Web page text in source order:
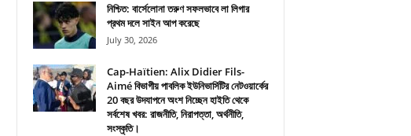
নিশ্চিত: বার্সেলোনা তরুণ সফলভাবে লা লিগার
প্রথম দলে সাইন আপ করেছে
July 30, 2026
Cap-Haïtien: Alix Didier Fils-
Aimé বিভাগীয় পাবলিক ইউনিভার্সিটির নেটওয়ার্কের
20 বছর উদযাপনে অংশ নিচ্ছেন হাইতি থেকে
সর্বশেষ খবর: রাজনীতি, নিরাপত্তা, অর্থনীতি,
সংস্কৃতি।